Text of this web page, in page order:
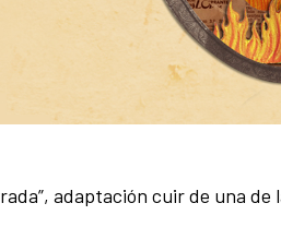
adaptación cuir de una